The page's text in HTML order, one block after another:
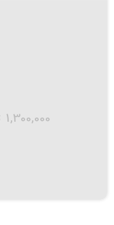
1,300,000